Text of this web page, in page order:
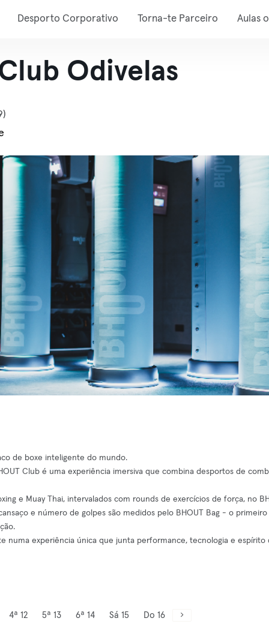
Desporto Corporativo Torna-te Parceiro Aulas
Odivelas
de boxe inteligente do mundo.
Club é uma experiência imersiva que combina desportos de
e Muay Thai, intervalados com rounds de exercícios de força, no
e número de golpes são medidos pelo BHOUT Bag - o
numa experiência única que junta performance, tecnologia e espírito
4ª 12 5ª 13 6ª 14 Sá 15 Do 16